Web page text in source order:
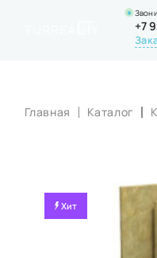
+7
ПОРТФОЛИО
ОНЛАЙН-
ВОПРОС-ОТВЕТ
Главная Каталог
Хит